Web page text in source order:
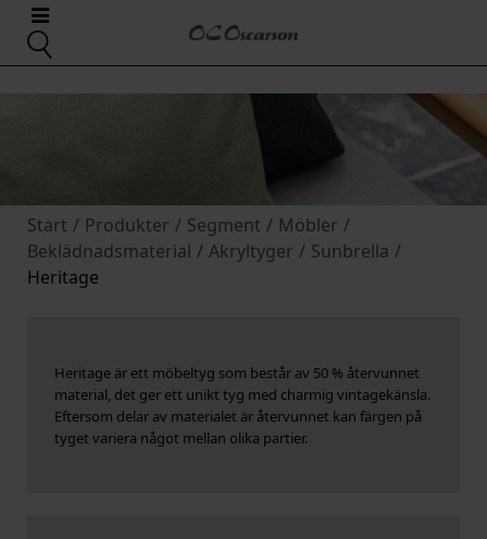
Start / Produkter / Segment / Möbler /
Beklädnadsmaterial / Akryltyger / Sunbrella /
Heritage
Heritage är ett möbeltyg som består av 50 % återvunnet
material, det ger ett unikt tyg med charmig vintagekänsla.
Eftersom delar av materialet är återvunnet kan färgen på
tyget variera något mellan olika partier.